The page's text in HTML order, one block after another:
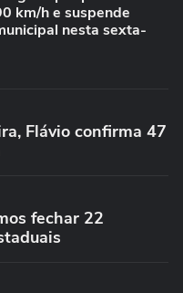
km/h e suspende
nesta sexta-
Flávio confirma 47
fechar 22